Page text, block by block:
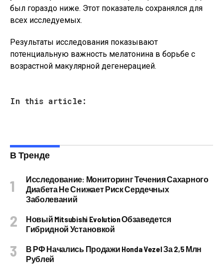
был гораздо ниже. Этот показатель сохранялся для
всех исследуемых.
Результаты исследования показывают
потенциальную важность мелатонина в борьбе с
возрастной макулярной дегенерацией.
In this article:
В Тренде
Исследование: Мониторинг Течения Сахарного
Диабета Не Снижает Риск Сердечных
Заболеваний
Новый Mitsubishi Evolution Обзаведется
Гибридной Установкой
В РФ Начались Продажи Honda Vezel За 2,5 Млн
Рублей